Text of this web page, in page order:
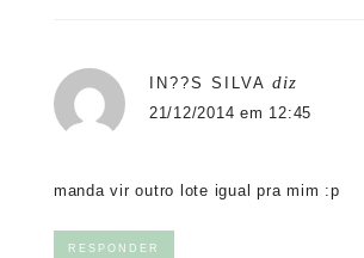
IN??S SILVA diz
21/12/2014 em 12:45
manda vir outro lote igual pra mim :p
RESPONDER